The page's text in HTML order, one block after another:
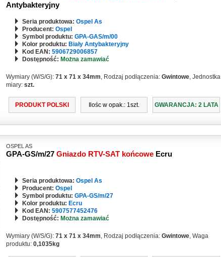
Antybakteryjny
Seria produktowa: Ospel As
Producent: Ospel
Symbol produktu: GPA-GAS/m/00
Kolor produktu: Biały Antybakteryjny
Kod EAN: 5906729006857
Dostępność: Można zamawiać
Wymiary (W/S/G): 71 x 71 x 34mm, Rodzaj podłączenia: Gwintowe, Jednostka
miary: szt.
PRODUKT POLSKI Ilośc w opak.: 1szt. GWARANCJA: 2 LATA
OSPEL AS
GPA-GS/m/27 Gniazdo RTV-SAT końcowe Ecru
Seria produktowa: Ospel As
Producent: Ospel
Symbol produktu: GPA-GS/m/27
Kolor produktu: Ecru
Kod EAN: 5907577452476
Dostępność: Można zamawiać
Wymiary (W/S/G): 71 x 71 x 34mm, Rodzaj podłączenia: Gwintowe, Waga
produktu: 0,1035kg